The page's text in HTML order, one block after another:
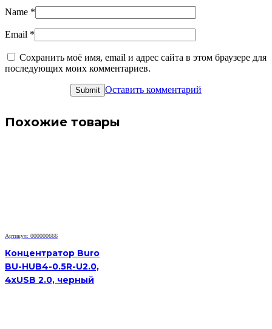
Name *
Email *
Сохранить моё имя, email и адрес сайта в этом браузере для
последующих моих комментариев.
Оставить комментарий
Похожие товары
Артикул: 000000666
Концентратор Buro
BU-HUB4-0.5R-U2.0,
4xUSB 2.0, черный